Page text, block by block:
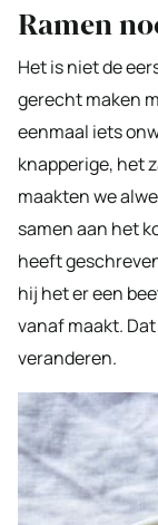
Ramen
Het is niet de
gerecht maken
eenmaal iets
knapperige, het
maakten we
samen aan het
heeft
hij het er een
vanaf maakt.
veranderen.